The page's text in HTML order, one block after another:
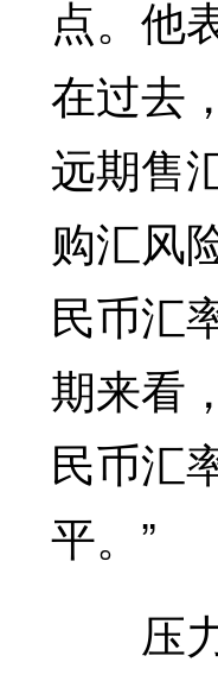
点。他
在过去
远期售
购汇风
民币汇
期来看
民币汇
平。”
压